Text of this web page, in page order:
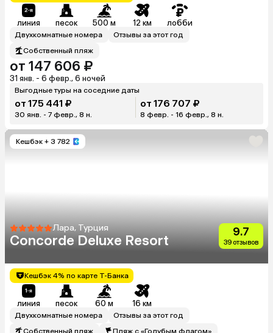
линия песок 500 м 12 км лобби
Двухкомнатные номера
Отзывы за этот год
Собственный пляж
от 147 606 ₽
31 янв. - 6 февр., 6 ночей
Выгодные туры на соседние даты
от 175 441 ₽
30 янв. - 7 февр., 8 н.
от 176 707 ₽
8 февр. - 16 февр., 8 н.
Кешбэк + 3 782
Лара, Турция
Concorde Deluxe Resort
9.7
39 отзывов
Кешбэк 4% по карте Т-Банка
линия песок 60 м 16 км
Двухкомнатные номера
Отзывы за этот год
Собственный пляж
Пляж с «Голубым флагом»